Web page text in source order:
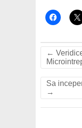
←
Sa
→